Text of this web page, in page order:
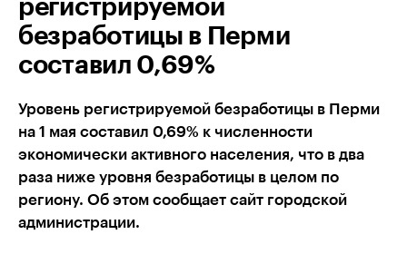
регистрируемой
безработицы в Перми
составил 0,69%
Уровень регистрируемой безработицы в Перми
на 1 мая составил 0,69% к численности
экономически активного населения, что в два
раза ниже уровня безработицы в целом по
региону. Об этом сообщает сайт городской
администрации.